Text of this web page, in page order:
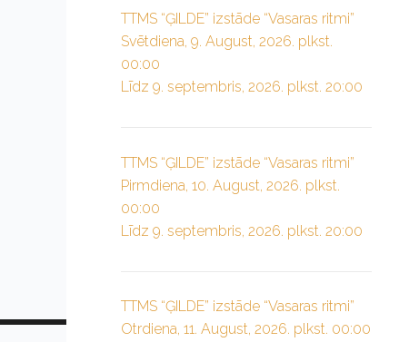
TTMS “ĢILDE” izstāde “Vasaras ritmi”
Svētdiena, 9. August, 2026. plkst.
00:00
Līdz 9. septembris, 2026. plkst. 20:00
TTMS “ĢILDE” izstāde “Vasaras ritmi”
Pirmdiena, 10. August, 2026. plkst.
00:00
Līdz 9. septembris, 2026. plkst. 20:00
TTMS “ĢILDE” izstāde “Vasaras ritmi”
Otrdiena, 11. August, 2026. plkst. 00:00